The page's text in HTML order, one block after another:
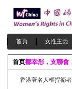
首頁 女性主義
首页鄒幸彤，支聯會
香港著名人權捍衛